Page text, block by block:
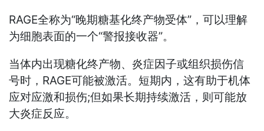
RAGE全称为“晚期糖基化终产物受体”，可以理解
为细胞表面的一个“警报接收器”。
当体内出现糖化终产物、炎症因子或组织损伤信
号时，RAGE可能被激活。短期内，这有助于机体
应对应激和损伤;但如果长期持续激活，则可能放
大炎症反应。